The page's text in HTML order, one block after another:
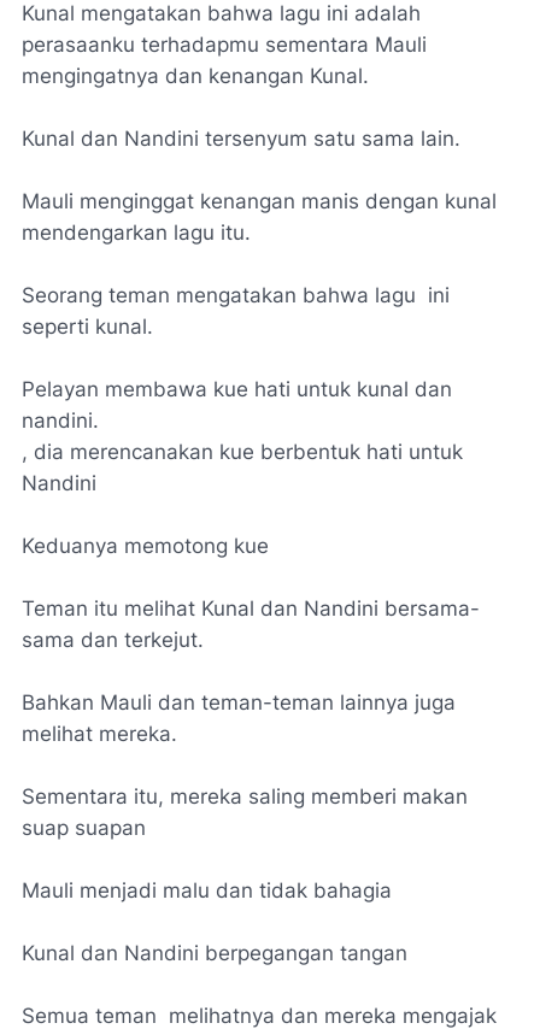
Kunal mengatakan bahwa lagu ini adalah
perasaanku terhadapmu sementara Mauli
mengingatnya dan kenangan Kunal.
Kunal dan Nandini tersenyum satu sama lain.
Mauli menginggat kenangan manis dengan kunal
mendengarkan lagu itu.
Seorang teman mengatakan bahwa lagu ini
seperti kunal.
Pelayan membawa kue hati untuk kunal dan
nandini.
, dia merencanakan kue berbentuk hati untuk
Nandini
Keduanya memotong kue
Teman itu melihat Kunal dan Nandini bersama-
sama dan terkejut.
Bahkan Mauli dan teman-teman lainnya juga
melihat mereka.
Sementara itu, mereka saling memberi makan
suap suapan
Mauli menjadi malu dan tidak bahagia
Kunal dan Nandini berpegangan tangan
Semua teman melihatnya dan mereka mengajak